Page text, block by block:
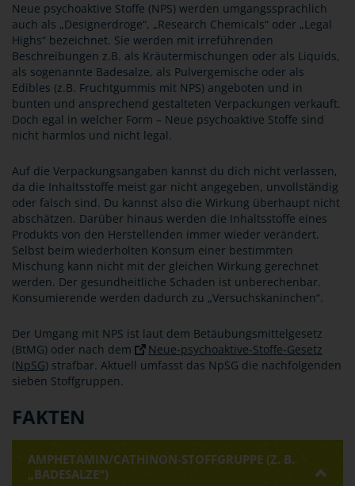
Neue psychoaktive Stoffe (NPS) werden umgangssprachlich
auch als „Designerdroge“, „Research Chemicals“ oder „Legal
Highs“ bezeichnet. Sie werden mit irreführenden
Beschreibungen z.B. als Kräutermischungen oder als Liquids,
als sogenannte Badesalze, als Pulvergemische oder als
Edibles (z.B. Fruchtgummis mit NPS) angeboten und in
bunten und ansprechend gestalteten Verpackungen verkauft.
Doch egal in welcher Form – Neue psychoaktive Stoffe sind
nicht harmlos und nicht legal.
Auf die Verpackungsangaben kannst du dich nicht verlassen,
da die Inhaltsstoffe meist gar nicht angegeben, unvollständig
oder falsch sind. Du kannst also die Wirkung überhaupt nicht
abschätzen. Darüber hinaus werden die Inhaltsstoffe eines
Produkts von den Herstellenden immer wieder verändert.
Selbst beim wiederholten Konsum einer bestimmten
Mischung kann nicht mit der gleichen Wirkung gerechnet
werden. Der gesundheitliche Schaden ist unberechenbar.
Konsumierende werden dadurch zu „Versuchskaninchen“.
Der Umgang mit NPS ist laut dem Betäubungsmittelgesetz
(BtMG) oder nach dem
Neue-psychoaktive-Stoffe-Gesetz
(NpSG) strafbar. Aktuell umfasst das NpSG die nachfolgenden
sieben Stoffgruppen.
FAKTEN
AMPHETAMIN/CATHINON-STOFFGRUPPE (Z. B.
„BADESALZE“)